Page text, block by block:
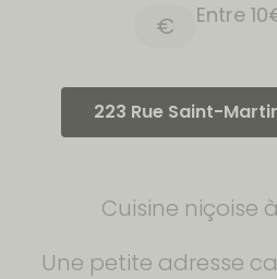
€ Entre
223 Rue Saint-
Cuisine niçoise
Une petite adresse